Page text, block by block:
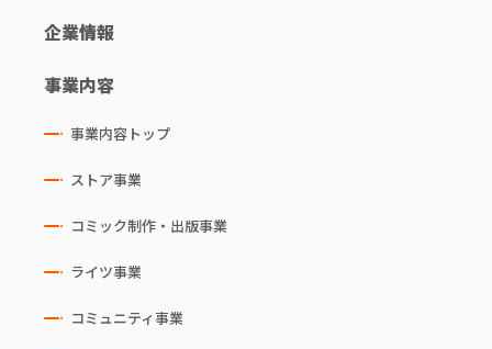
企業情報
事業内容
事業内容トップ
ストア事業
コミック制作・出版事業
ライツ事業
コミュニティ事業